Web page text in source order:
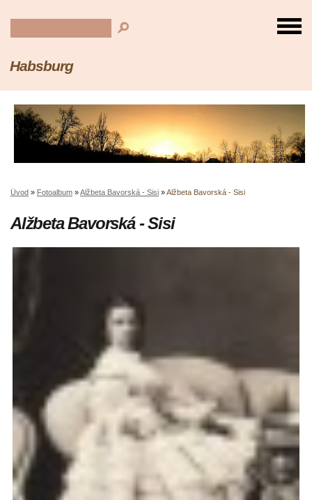
Habsburg
Úvod » Fotoalbum »Alžbeta Bavorská - Sisi »Alžbeta Bavorská - Sisi
Alžbeta Bavorská - Sisi